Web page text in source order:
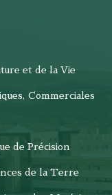
et de la Vie
Commerciales
de Précision
de la Terre